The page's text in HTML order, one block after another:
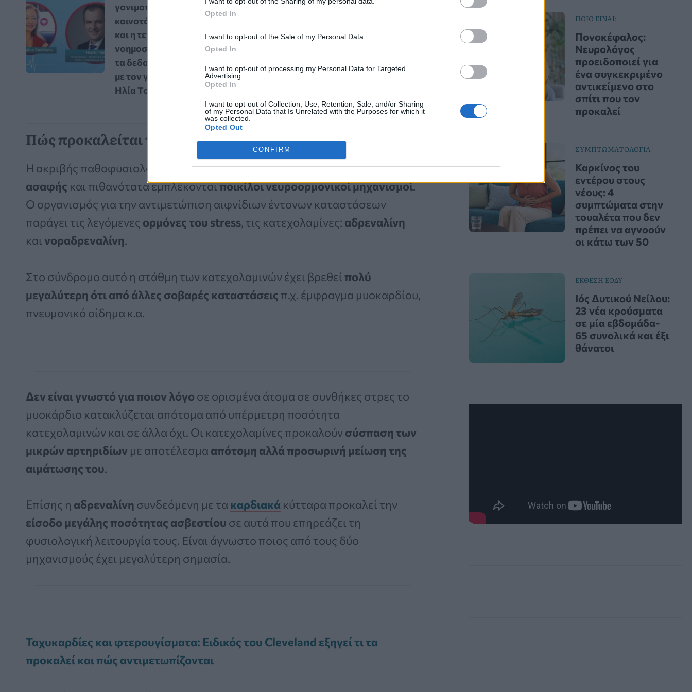
Opted In
I want to opt-out of the Sale of my Personal Data.
Opted In
I want to opt-out of processing my Personal Data for Targeted
Advertising.
Opted In
I want to opt-out of Collection, Use, Retention, Sale, and/or Sharing
of my Personal Data that Is Unrelated with the Purposes for which it
was collected.
Opted Out
CONFIRM
γονιμοποίηση: Οι
καινοτόμες εξελίξεις
και η τεχνητή
νοημοσύνη αλλάζουν
τα δεδομένα – Vidcast
με τον γυναικολόγο
Ηλία Τσάκο
Νέα Ελάχιστα
Θεραπεία με NanoKnife
Πώς προκαλείται το σύνδρομο της ραγισμένης καρδιάς;
Η ακριβής παθοφυσιολογία της καρδιοπάθειας από στρεςπαραμένει
ασαφής και πιθανότατα εμπλέκονταιποικίλοι νευροορμονικοί μηχανισμοί.
Ο οργανισμός για την αντιμετώπιση αιφνίδιων έντονων καταστάσεων
παράγει τις λεγόμενες ορμόνες του stress, τις κατεχολαμίνες: αδρεναλίνη
και νοραδρεναλίνη.
Στο σύνδρομο αυτό η στάθμη των κατεχολαμινών έχει βρεθεί πολύ
μεγαλύτερη ότι από άλλες σοβαρές καταστάσεις π.χ. έμφραγμα μυοκαρδίου,
πνευμονικό οίδημα κ.α.
Δεν είναι γνωστό για ποιον λόγο σε ορισμένα άτομα σε συνθήκες στρες το
μυοκάρδιο κατακλύζεται απότομα από υπέρμετρη ποσότητα
κατεχολαμινών και σε άλλα όχι. Οι κατεχολαμίνες προκαλούν σύσπαση των
μικρών αρτηριδίων με αποτέλεσμα απότομη αλλά προσωρινή μείωση της
αιμάτωσης του.
Επίσης η αδρεναλίνη συνδεόμενη με τα καρδιακά κύτταρα προκαλεί την
είσοδο μεγάλης ποσότητας ασβεστίου σε αυτά που επηρεάζει τη
φυσιολογική λειτουργία τους. Είναι άγνωστο ποιος από τους δύο
μηχανισμούς έχει μεγαλύτερη σημασία.
Ταχυκαρδίες και φτερουγίσματα: Ειδικός του Cleveland εξηγεί τι τα
προκαλεί και πώς αντιμετωπίζονται
ΠΟΙΟ ΕΙΝΑΙ;
Πονοκέφαλος:
Νευρολόγος
προειδοποιεί για
ένα συγκεκριμένο
αντικείμενο στο
σπίτι που τον
προκαλεί
ΣΥΜΠΤΩΜΑΤΟΛΟΓΙΑ
Καρκίνος του
εντέρου στους
νέους: 4
συμπτώματα στην
τουαλέτα που δεν
πρέπει να αγνοούν
οι κάτω των 50
ΕΚΘΕΣΗ ΕΟΔΥ
Ιός Δυτικού Νείλου:
23 νέα κρούσματα
σε μία εβδομάδα-
65 συνολικά και έξι
θάνατοι